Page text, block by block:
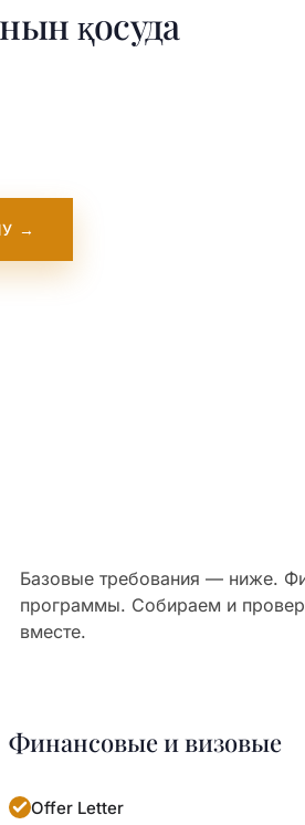
қосуда
→
Базовые требования — ниже.
программы. Собираем и
вместе.
Финансовые и визовые
Offer Letter